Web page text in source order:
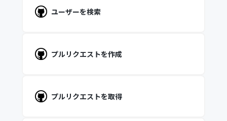
ユーザーを検索
プルリクエストを作成
プルリクエストを取得